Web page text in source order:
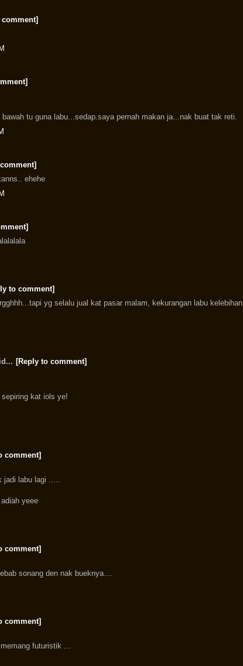
tu guna labu...sedap.saya pernah makan ja...nak buat tak reti.
ehehe
to comment]
yg selalu jual kat pasar malam, kekurangan labu kelebihan
[Reply to comment]
kat iols ye!
comment]
jadi labu lagi .....
yeee
comment]
sonang den nak bueknya....
comment]
futuristik ...